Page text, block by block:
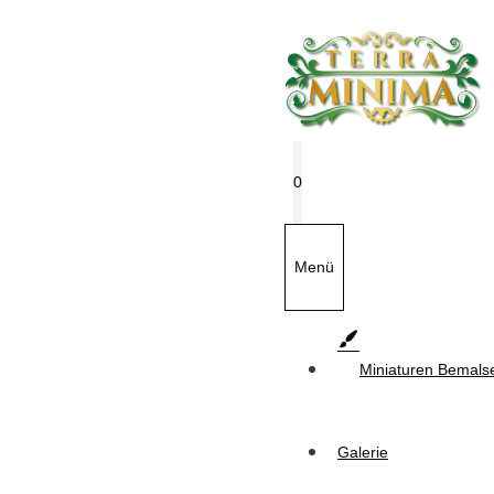
0
Menü
Miniaturen
Galerie